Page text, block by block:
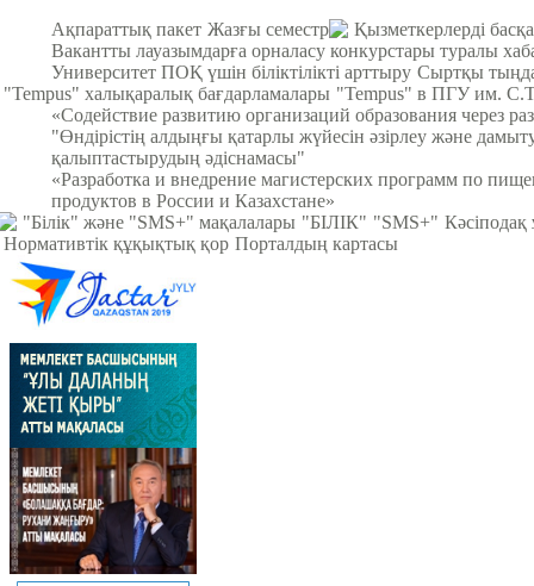
Ақпараттық пакет Жазғы семестр
Қызметкерлерді
Вакантты лауазымдарға орналасу конкурстары туралы
Университет ПОҚ үшін біліктілікті арттыру Сыртқы
"Tempus" халықаралық бағдарламалары "Tempus" в ПГУ им.
«Содействие развитию организаций образования через
"Өндірістің алдыңғы қатарлы жүйесін әзірлеу және
қалыптастырудың әдіснамасы"
«Разработка и внедрение магистерских программ по
продуктов в России и Казахстане»
"Білік" және "SMS+" мақалалары "БІЛІК" "SMS+"
Нормативтік құқықтық қор Порталдың картасы